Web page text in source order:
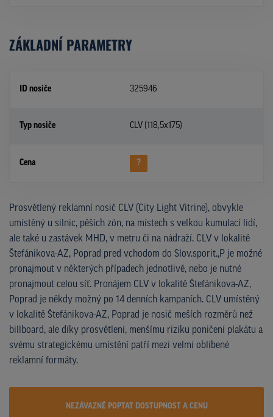
ZÁKLADNÍ PARAMETRY
ID nosiče 325946
Typ nosiče CLV (118,5x175)
Cena ?
Prosvětlený reklamní nosič CLV (City Light Vitrine), obvykle
umístěný u silnic, pěších zón, na místech s velkou kumulací lidí,
ale také u zastávek MHD, v metru či na nádraží. CLV v lokalitě
Štefánikova-AZ, Poprad pred vchodom do Slov.sporit.,P je možné
pronajmout v některých případech jednotlivě, nebo je nutné
pronajmout celou síť. Pronájem CLV v lokalitě Štefánikova-AZ,
Poprad je někdy možný po 14 denních kampaních. CLV umístěný
v lokalitě Štefánikova-AZ, Poprad je nosič meších rozměrů než
billboard, ale díky prosvětlení, menšímu riziku poničení plakátu a
svému strategickému umístění patří mezi velmi oblíbené
reklamní formáty.
NEZÁVAZNĚ POPTAT DOSTUPNOST A CENU